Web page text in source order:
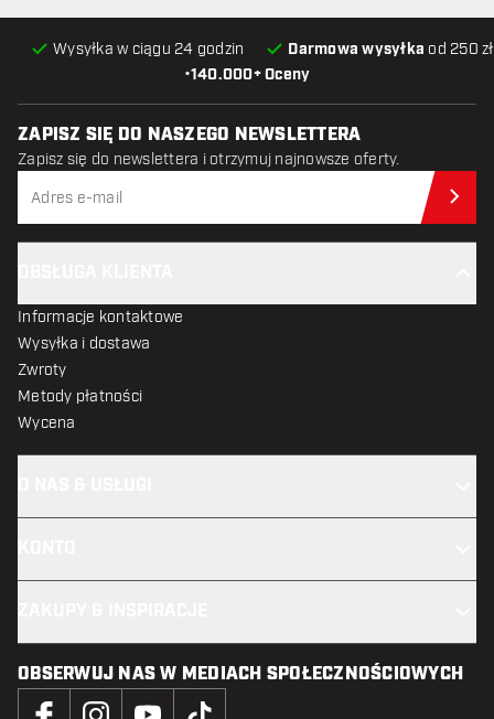
•140.000+ Oceny
Wysyłka w ciągu 24 godzin Darmowa wysyłka od 250
ZAPISZ SIĘ DO NASZEGO NEWSLETTERA
Zapisz się do newslettera i otrzymuj najnowsze oferty.
Informacje kontaktowe
Wysyłka i dostawa
Zwroty
Metody płatności
Wycena
OBSERWUJ NAS W MEDIACH SPOŁECZNOŚCIOWYCH